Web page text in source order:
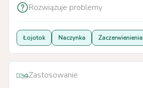
Rozwiązuje problemy
Łojotok Naczynka Zaczerwienienia
Zastosowanie